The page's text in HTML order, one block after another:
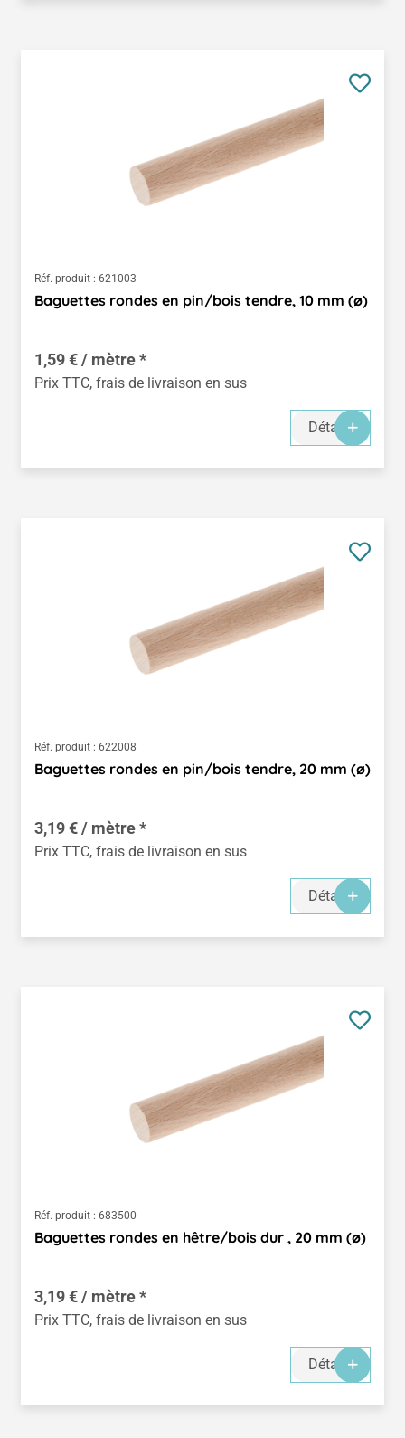
Réf. produit : 621003
Baguettes rondes en pin/bois tendre, 10 mm (ø)
1,59 € / mètre *
Prix TTC, frais de livraison en sus
Détails
Réf. produit : 622008
Baguettes rondes en pin/bois tendre, 20 mm (ø)
3,19 € / mètre *
Prix TTC, frais de livraison en sus
Détails
Réf. produit : 683500
Baguettes rondes en hêtre/bois dur , 20 mm (ø)
3,19 € / mètre *
Prix TTC, frais de livraison en sus
Détails